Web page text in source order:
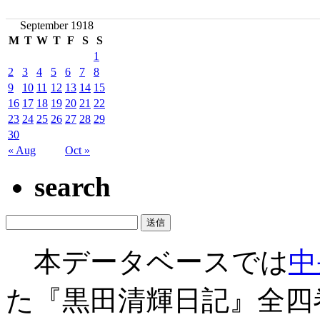
September 1918
M T W T F S S
« Aug Oct »
1
2
3 4 5 6 7
8
9
10 11 12 13 14 15
16 17 18 19 20 21 22
23 24 25 26 27 28 29
30
search
本データベースでは
た『黒田清輝日記』全